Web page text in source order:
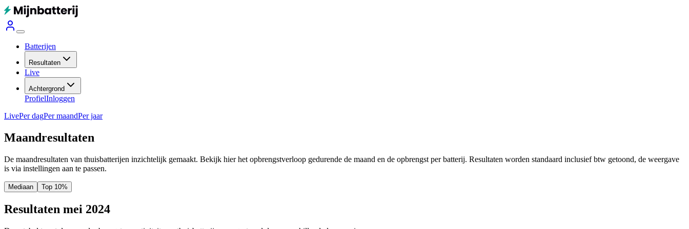
Batterijen
Resultaten
Live
Achtergrond
ProfielInloggen
LivePer dagPer maandPer jaar
Maandresultaten
De maandresultaten van thuisbatterijen inzichtelijk gemaakt. Bekijk hier het opbrengstverloop gedurende de maand en de opbrengst per batterij. Resultaten worden standaard inclusief btw getoond, de weergave
is via instellingen aan te passen.
Mediaan Top 10%
Resultaten mei 2024